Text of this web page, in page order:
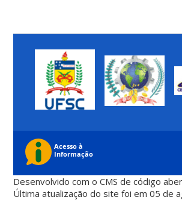
Desenvolvido com o CMS de código
Última atualização do site foi em 05 de